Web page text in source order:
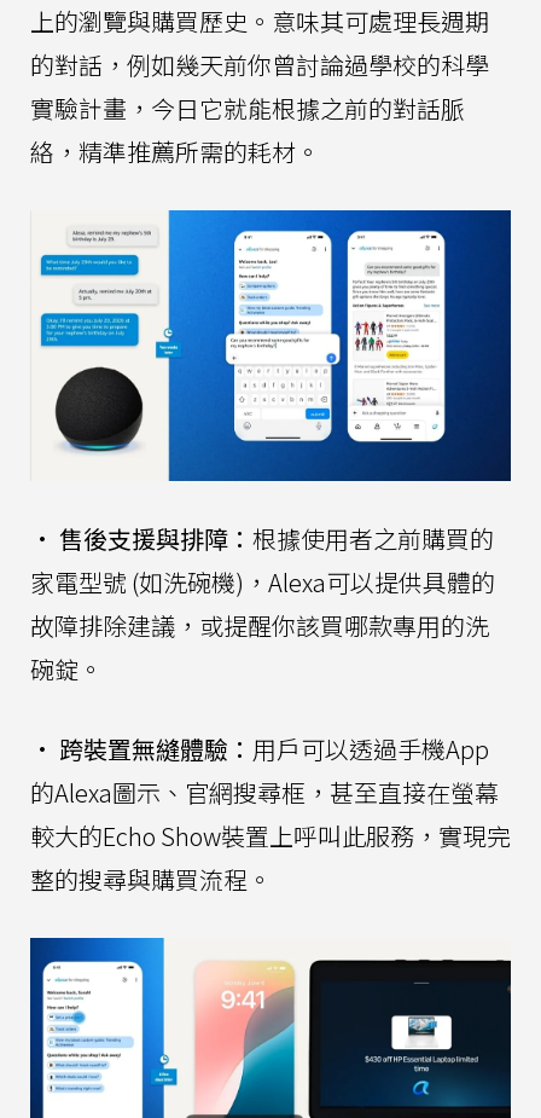
上的瀏覽與購買歷史。意味其可處理長週期
的對話，例如幾天前你曾討論過學校的科學
實驗計畫，今日它就能根據之前的對話脈
絡，精準推薦所需的耗材。
• 售後支援與排障： 根據使用者之前購買的
家電型號 (如洗碗機)，Alexa可以提供具體的
故障排除建議，或提醒你該買哪款專用的洗
碗錠。
• 跨裝置無縫體驗： 用戶可以透過手機App
的Alexa圖示、官網搜尋框，甚至直接在螢幕
較大的Echo Show裝置上呼叫此服務，實現完
整的搜尋與購買流程。